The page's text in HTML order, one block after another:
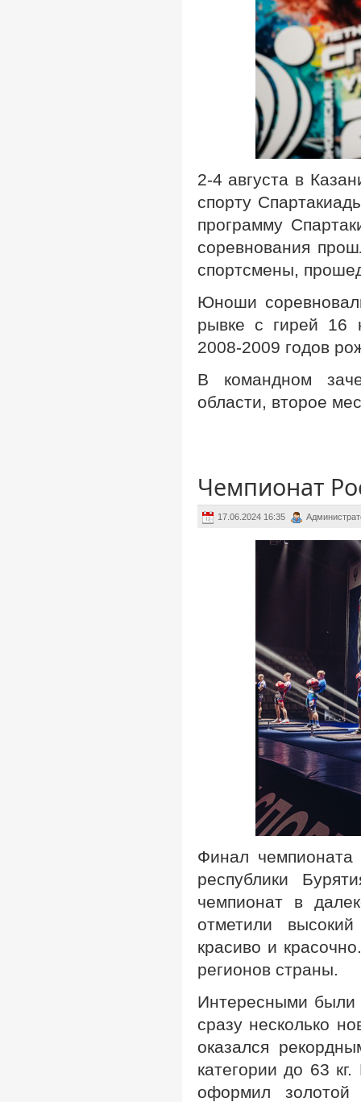
2-4 августа в
спорту
программу
соревнования
спортсмены,
Юноши
рывке с гирей 16
2008-2009 годов
В командном
области, второе
Чемпионат
17.06.2024 16:35
Финал
республики
чемпионат в
отметили
красиво и
регионов страны.
Интересными были
сразу несколько
оказался
категории до 63
оформил